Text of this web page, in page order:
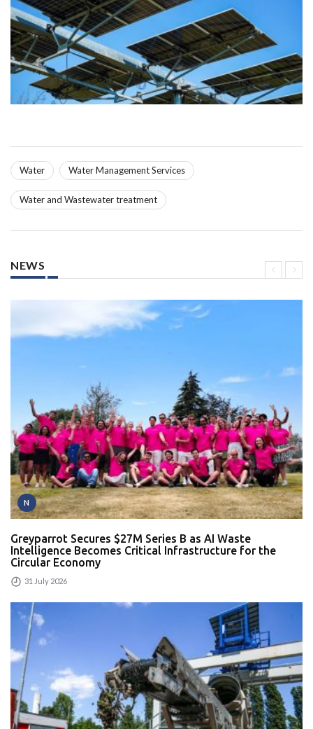
Water Water Management Services
Water and Wastewater treatment
NEWS
N
Greyparrot Secures $27M Series B as AI Waste
Intelligence Becomes Critical Infrastructure for the
Circular Economy
31 July 2026